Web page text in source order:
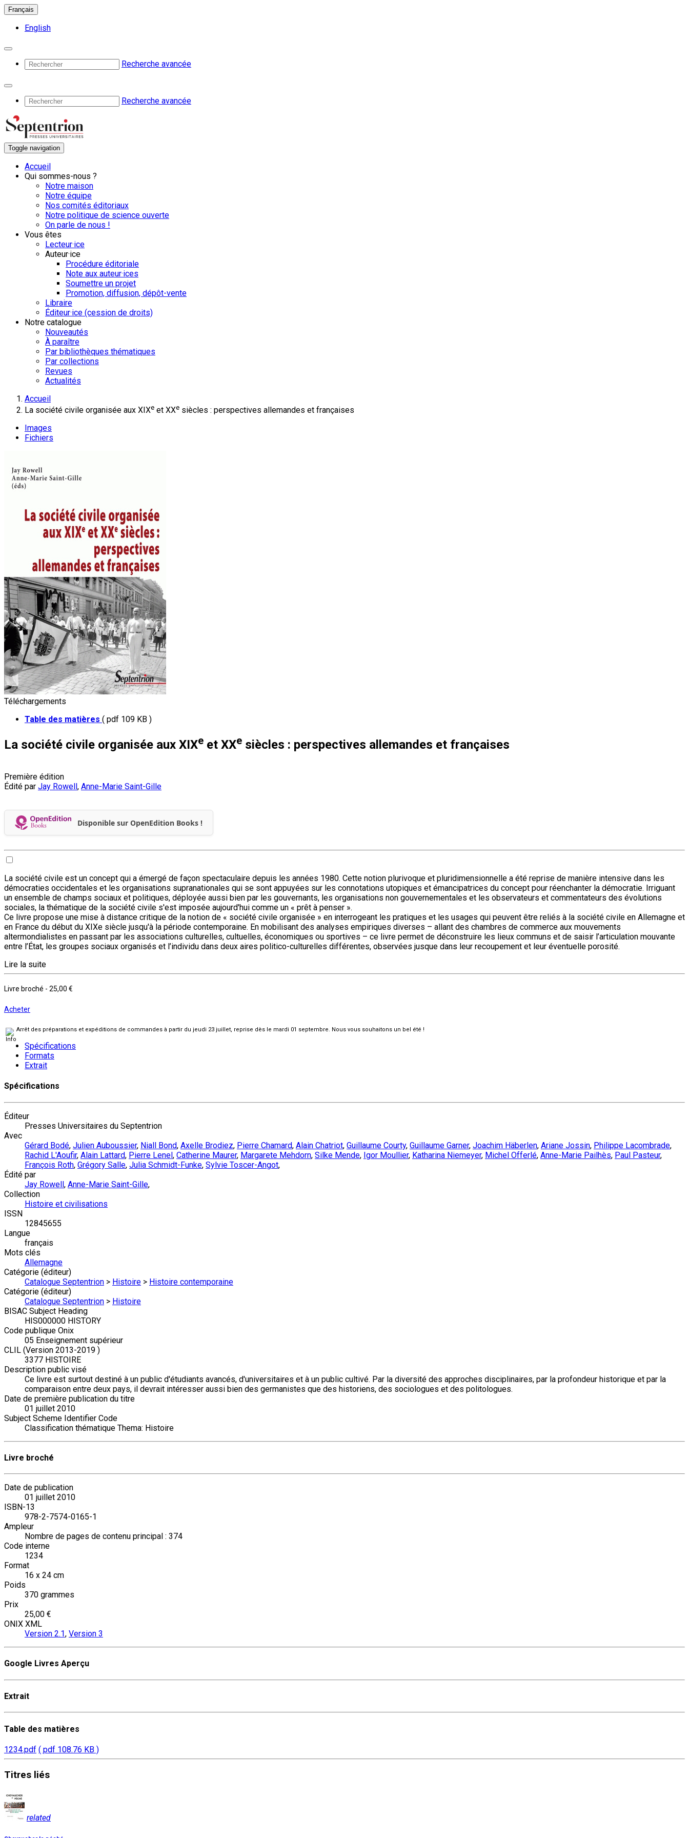
Français
English
Recherche avancée
Recherche avancée
Toggle navigation
Accueil
Qui sommes-nous ?
Notre maison
Notre équipe
Nos comités éditoriaux
Notre politique de science ouverte
On parle de nous !
Vous êtes
Lecteur·ice
Auteur·ice
Procédure éditoriale
Note aux auteur·ices
Soumettre un projet
Promotion, diffusion, dépôt-vente
Libraire
Éditeur·ice (cession de droits)
Notre catalogue
Nouveautés
À paraître
Par bibliothèques thématiques
Par collections
Revues
Actualités
Accueil
La société civile organisée aux XIXe et XXe siècles : perspectives allemandes et françaises
Images
Fichiers
Téléchargements
Table des matières ( pdf 109 KB )
La société civile organisée aux XIXe et XXe siècles : perspectives allemandes et françaises
Première édition
Édité par Jay Rowell, Anne-Marie Saint-Gille
Disponible sur OpenEdition Books !
La société civile est un concept qui a émergé de façon spectaculaire depuis les années 1980. Cette notion plurivoque et pluridimensionnelle a été reprise de manière intensive dans les
démocraties occidentales et les organisations supranationales qui se sont appuyées sur les connotations utopiques et émancipatrices du concept pour réenchanter la démocratie. Irriguant
un ensemble de champs sociaux et politiques, déployée aussi bien par les gouvernants, les organisations non gouvernementales et les observateurs et commentateurs des évolutions
sociales, la thématique de la société civile s'est imposée aujourd'hui comme un « prêt à penser ».
Ce livre propose une mise à distance critique de la notion de « société civile organisée » en interrogeant les pratiques et les usages qui peuvent être reliés à la société civile en Allemagne et
en France du début du XIXe siècle jusqu'à la période contemporaine. En mobilisant des analyses empiriques diverses – allant des chambres de commerce aux mouvements
altermondialistes en passant par les associations culturelles, cultuelles, économiques ou sportives – ce livre permet de déconstruire les lieux communs et de saisir l’articulation mouvante
entre l’État, les groupes sociaux organisés et l’individu dans deux aires politico-culturelles différentes, observées jusque dans leur recoupement et leur éventuelle porosité.
Lire la suite
Livre broché - 25,00 €
Acheter
Arrêt des préparations et expéditions de commandes à partir du jeudi 23 juillet, reprise dès le mardi 01 septembre. Nous vous souhaitons un bel été !
Spécifications
Formats
Extrait
Spécifications
Éditeur
Presses Universitaires du Septentrion
Avec
Gérard Bodé, Julien Auboussier, Niall Bond, Axelle Brodiez, Pierre Chamard, Alain Chatriot, Guillaume Courty, Guillaume Garner, Joachim Häberlen, Ariane Jossin, Philippe Lacombrade,
Rachid L'Aoufir, Alain Lattard, Pierre Lenel, Catherine Maurer, Margarete Mehdorn, Silke Mende, Igor Moullier, Katharina Niemeyer, Michel Offerlé, Anne-Marie Pailhès, Paul Pasteur,
François Roth, Grégory Salle, Julia Schmidt-Funke, Sylvie Toscer-Angot,
Édité par
Jay Rowell, Anne-Marie Saint-Gille,
Collection
Histoire et civilisations
ISSN
12845655
Langue
français
Mots clés
Allemagne
Catégorie (éditeur)
Catalogue Septentrion > Histoire > Histoire contemporaine
Catégorie (éditeur)
Catalogue Septentrion > Histoire
BISAC Subject Heading
HIS000000 HISTORY
Code publique Onix
05 Enseignement supérieur
CLIL (Version 2013-2019 )
3377 HISTOIRE
Description public visé
Ce livre est surtout destiné à un public d'étudiants avancés, d'universitaires et à un public cultivé. Par la diversité des approches disciplinaires, par la profondeur historique et par la
comparaison entre deux pays, il devrait intéresser aussi bien des germanistes que des historiens, des sociologues et des politologues.
Date de première publication du titre
01 juillet 2010
Subject Scheme Identifier Code
Classification thématique Thema: Histoire
Livre broché
Date de publication
01 juillet 2010
ISBN-13
978-2-7574-0165-1
Ampleur
Nombre de pages de contenu principal : 374
Code interne
1234
Format
16 x 24 cm
Poids
370 grammes
Prix
25,00 €
ONIX XML
Version 2.1, Version 3
Google Livres Aperçu
Extrait
Table des matières
1234.pdf ( pdf 108.76 KB )
Titres liés
related